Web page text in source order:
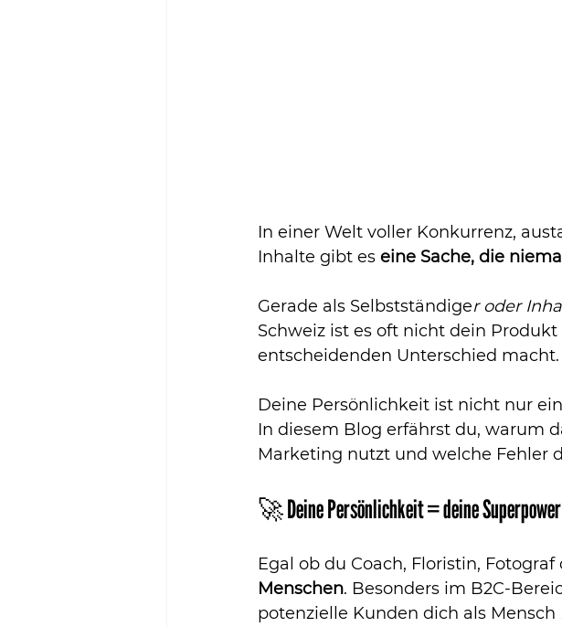
In einer Welt voller Konkurrenz,
Inhalte gibt es eine Sache, die
Gerade als Selbstständiger oder
Schweiz ist es oft nicht dein
entscheidenden Unterschied macht.
Deine Persönlichkeit ist nicht nur
In diesem Blog erfährst du, warum
Marketing nutzt und welche Fehler
🚀 Deine Persönlichkeit = deine
Egal ob du Coach, Floristin,
Menschen. Besonders im B2C-
potenzielle Kunden dich als Mensch